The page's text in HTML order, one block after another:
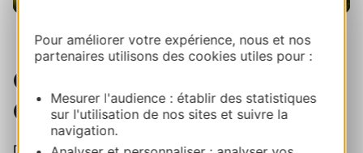
Pour améliorer votre expérience, nous et nos
partenaires utilisons des cookies utiles pour :
Mesurer l'audience : établir des statistiques
sur l'utilisation de nos sites et suivre la
navigation.
On passe en MOOD
Occitanie ?
Découvrez sur Instagram l’Occitanie des rencontres,